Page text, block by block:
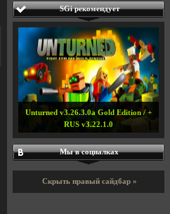
SGi рекомендует
Unturned v3.26.3.0a Gold Edition / +
RUS v3.22.1.0
Мы в социалках
Скрыть правый сайдбар »